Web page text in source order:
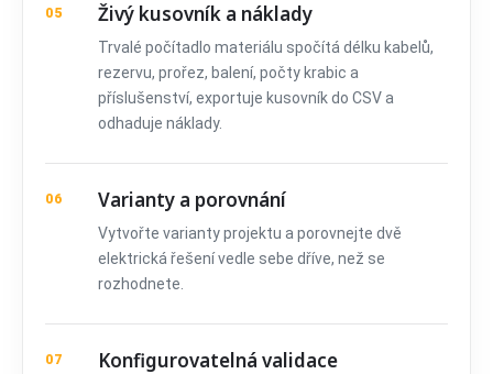
05 Živý kusovník a náklady
Trvalé počítadlo materiálu spočítá délku kabelů,
rezervu, prořez, balení, počty krabic a
příslušenství, exportuje kusovník do CSV a
odhaduje náklady.
06 Varianty a porovnání
Vytvořte varianty projektu a porovnejte dvě
elektrická řešení vedle sebe dříve, než se
rozhodnete.
07 Konfigurovatelná validace